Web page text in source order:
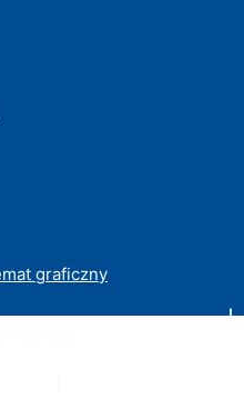
graficzny